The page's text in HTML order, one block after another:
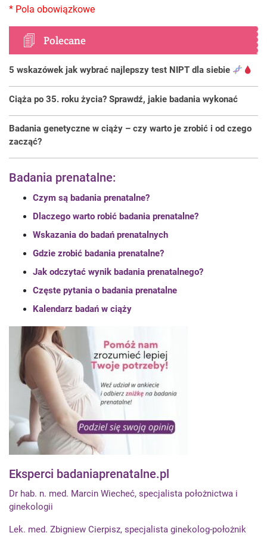
Polecane
5 wskazówek jak wybrać najlepszy test NIPT dla siebie
Ciąża po 35. roku życia? Sprawdź, jakie badania wykonać
Badania genetyczne w ciąży – czy warto je zrobić i od czego
zacząć?
Badania prenatalne:
Czym są badania prenatalne?
Dlaczego warto robić badania prenatalne?
Wskazania do badań prenatalnych
Gdzie zrobić badania prenatalne?
Jak odczytać wynik badania prenatalnego?
Częste pytania o badania prenatalne
Kalendarz badań w ciąży
Eksperci badaniaprenatalne.pl
Dr hab. n. med. Marcin Wiecheć, specjalista położnictwa i
ginekologii
Lek. med. Zbigniew Cierpisz, specjalista ginekolog-położnik